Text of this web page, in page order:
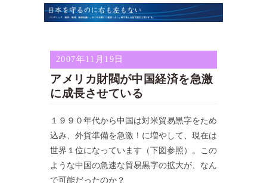
2007年11月19日
アメリカ財閥が中国経済を急激
に成長させている
１９９０年代から中国は対米貿易黒字をため
込み、外貨準備を急激！に増やして、現在は
世界１位になっています（下図参照）。この
ような中国の急速な貿易黒字の拡大が、なん
で可能だったのか？